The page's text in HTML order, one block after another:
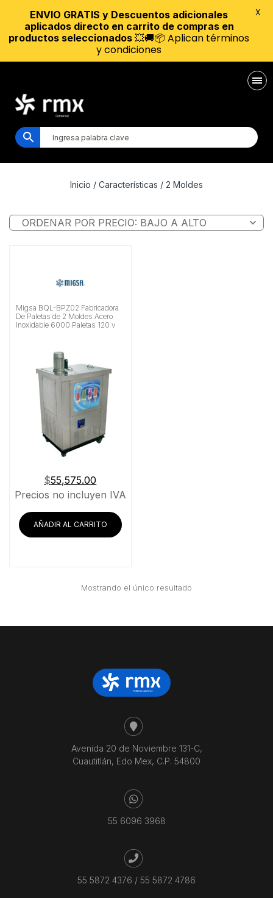
Inicio / Características / 2 Moldes
Migsa BQL-BPZ02 Fabricadora
De Paletas de 2 Moldes Acero
Inoxidable 6000 Paletas 120 v
$55,575.00
Precios no incluyen IVA
AÑADIR AL CARRITO
Mostrando el único resultado
Avenida 20 de Noviembre 131-C,
Cuautitlán, Edo Mex, C.P. 54800
55 6096 3968
55 5872 4376 / 55 5872 4786
ENVIO GRATIS y Descuentos adicionales
aplicados directo en carrito de compras en
productos seleccionados 💥🚚📦 Aplican términos
y condiciones
X